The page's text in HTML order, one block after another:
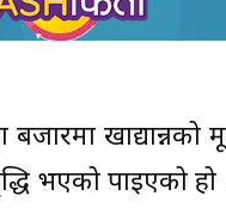
भएको पाइएको हो